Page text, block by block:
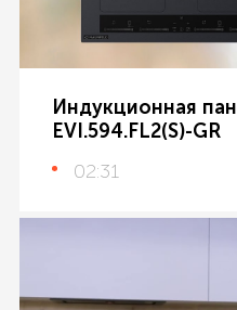
Индукционная
EVI.594.FL2(S)-GR
02:31